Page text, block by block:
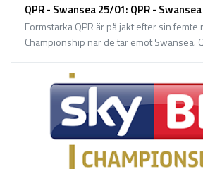
QPR - Swansea 25/01: QPR - Swansea
Formstarka QPR är på jakt efter sin femte
Championship när de tar emot Swansea.